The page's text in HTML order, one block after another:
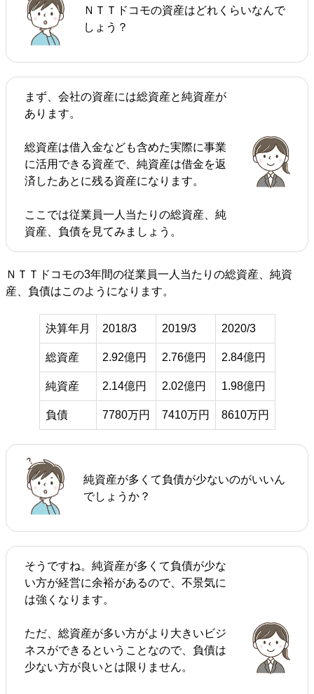
ＮＴＴドコモの資産はどれくらいなんで
しょう？
まず、会社の資産には総資産と純資産が
あります。
総資産は借入金なども含めた実際に事業
に活用できる資産で、純資産は借金を返
済したあとに残る資産になります。
ここでは従業員一人当たりの総資産、純
資産、負債を見てみましょう。
ＮＴＴドコモの3年間の従業員一人当たりの総資産、純資
産、負債はこのようになります。
決算年月 2018/3 2019/3 2020/3
総資産 2.92億円 2.76億円 2.84億円
純資産 2.14億円 2.02億円 1.98億円
負債 7780万円 7410万円 8610万円
純資産が多くて負債が少ないのがいいん
でしょうか？
そうですね。純資産が多くて負債が少な
い方が経営に余裕があるので、不景気に
は強くなります。
ただ、総資産が多い方がより大きいビジ
ネスができるということなので、負債は
少ない方が良いとは限りません。